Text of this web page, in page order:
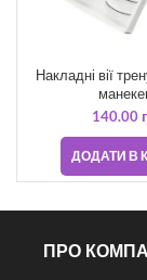
Накладні вії
140.00
ДОДАТИ В
ПРО